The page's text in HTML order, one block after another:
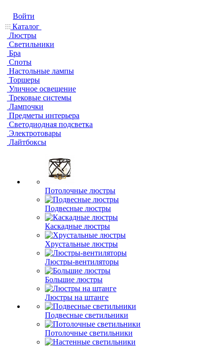
Войти
Каталог
Люстры
Светильники
Бра
Споты
Настольные лампы
Торшеры
Уличное освещение
Трековые системы
Лампочки
Предметы интерьера
Светодиодная подсветка
Электротовары
Лайтбоксы
Потолочные люстры
Подвесные люстры
Каскадные люстры
Хрустальные люстры
Люстры-вентиляторы
Большие люстры
Люстры на штанге
Подвесные светильники
Потолочные светильники